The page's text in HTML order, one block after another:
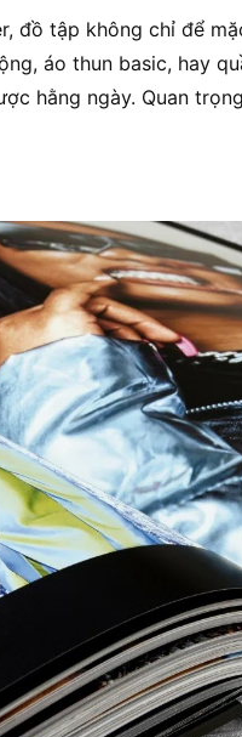
đồ tập không chỉ để
áo thun basic, hay
hằng ngày. Quan